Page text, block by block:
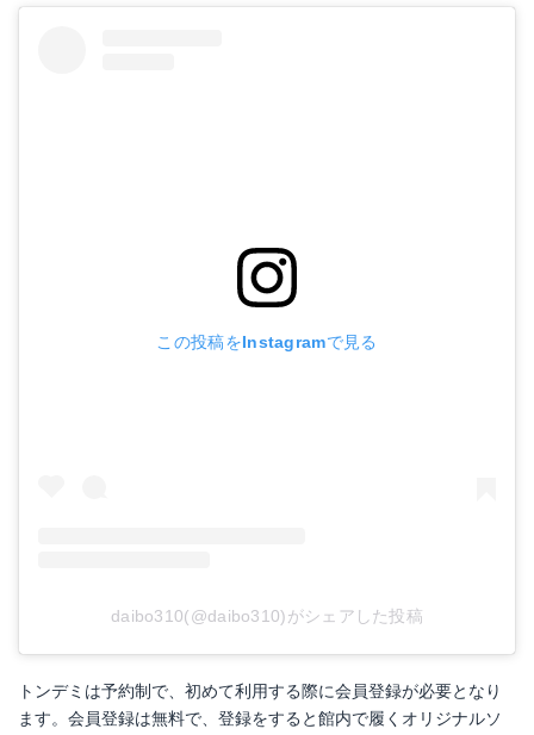
この投稿をInstagramで見る
daibo310(@daibo310)がシェアした投稿
トンデミは予約制で、初めて利用する際に会員登録が必要となり
ます。会員登録は無料で、登録をすると館内で履くオリジナルソ